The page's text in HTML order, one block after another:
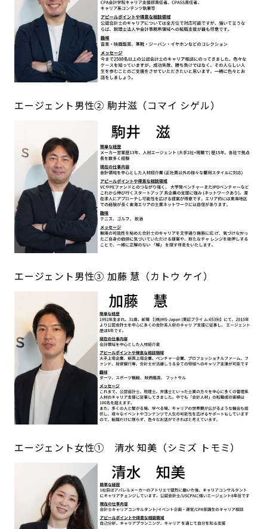
エージェント男性② 駒井滋（コマイ シゲル）
エージェント男性③ 加藤 慧（カトウ ケイ）
エージェント女性① 清水 知美（シミズ トモミ）